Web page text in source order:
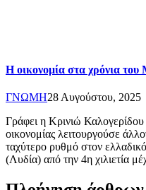
Η οικονομία στα χρόνια του
ΓΝΩΜΗ28 Αυγούστου, 2025
Γράφει η Κρινιώ
οικονομίας λειτουργούσε
ταχύτερο ρυθμό στον
(Λυδία) από την 4η χιλιετία